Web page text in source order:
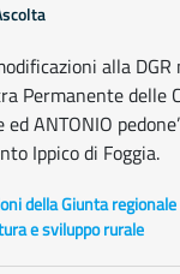
alla
Permanente delle
ed ANTONIO
Ippico di Foggia.
della Giunta regionale
e sviluppo rurale